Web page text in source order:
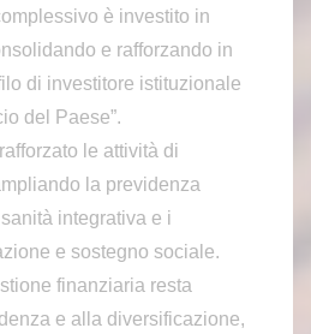
è investito in
e rafforzando in
di investitore istituzionale
del Paese”.
le attività di
la previdenza
integrativa e i
e sostegno sociale.
finanziaria resta
e alla diversificazione,